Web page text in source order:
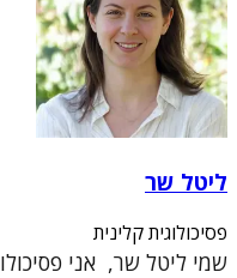
ליטל שר
פסיכולוגית קלינית
שמי ליטל שר, אני